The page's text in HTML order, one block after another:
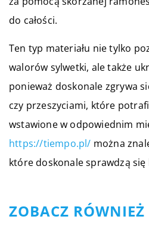
do całości.
Ten typ materiału nie tylko
walorów sylwetki, ale także
ponieważ doskonale zgrywa
czy przeszyciami, które
wstawione w odpowiednim
https://tiempo.pl/ można
które doskonale sprawdzą
ZOBACZ RÓWNIEŻ